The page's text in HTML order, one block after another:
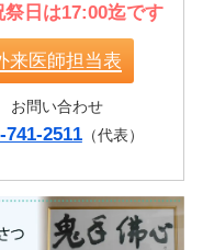
祭日は17:00迄です
来医師担当表
お問い合わせ
741-2511（代表）